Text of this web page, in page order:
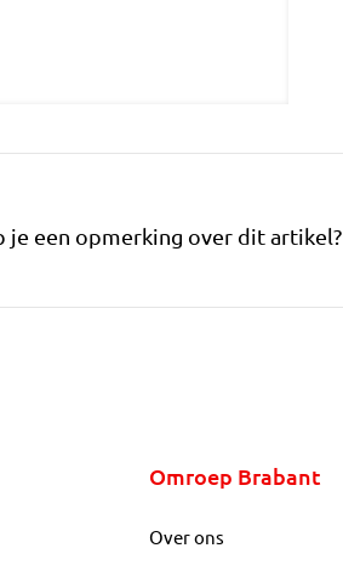
je een opmerking over dit artikel?
Omroep Brabant
Over ons